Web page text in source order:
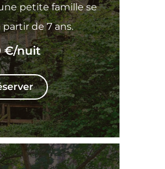
petite famille se
de 7 ans.
€/nuit